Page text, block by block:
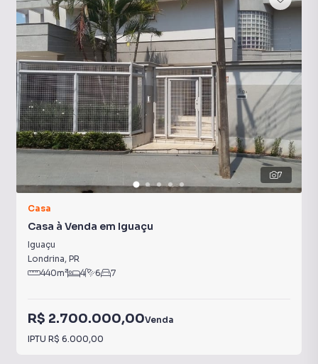
7
Casa
Casa à Venda em Iguaçu
Iguaçu
Londrina, PR
440m² 4 6 7
R$ 2.700.000,00Venda
IPTU R$ 6.000,00